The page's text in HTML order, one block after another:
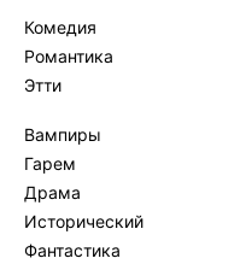
Комедия
Романтика
Этти
Вампиры
Гарем
Драма
Исторический
Фантастика